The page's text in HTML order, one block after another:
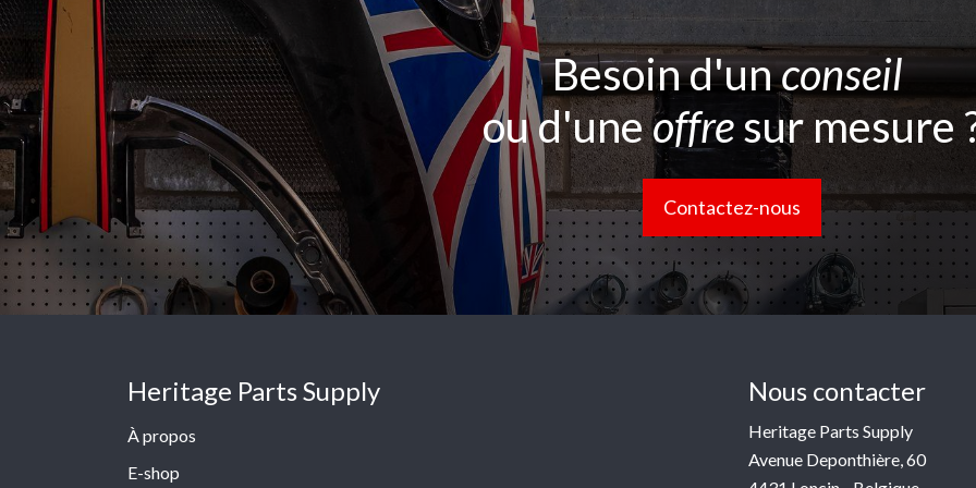
Besoin d'unconseil
ou d'uneoffresur mesure
Contactez-nous
Heritage Parts Supply
À propos
E-shop
Nous contacter
Heritage Parts Supply
Avenue Deponthière, 60